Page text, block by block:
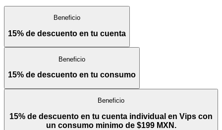
Beneficio
15% de descuento en tu cuenta
Beneficio
15% de descuento en tu consumo
Beneficio
15% de descuento en tu cuenta individual en Vips con
un consumo minimo de $199 MXN.